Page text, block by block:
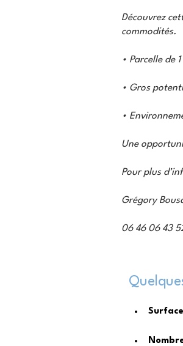
Découvrez
commodités.
• Parcelle de
• Gros
•
Une
Pour plus
Grégory
06 46 06 43